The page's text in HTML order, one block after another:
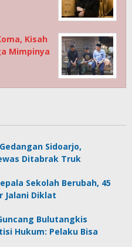
Kisah
Mimpinya
Sidoarjo,
Ditabrak Truk
Sekolah Berubah, 45
Jalani Diklat
Bulutangkis
Hukum: Pelaku Bisa